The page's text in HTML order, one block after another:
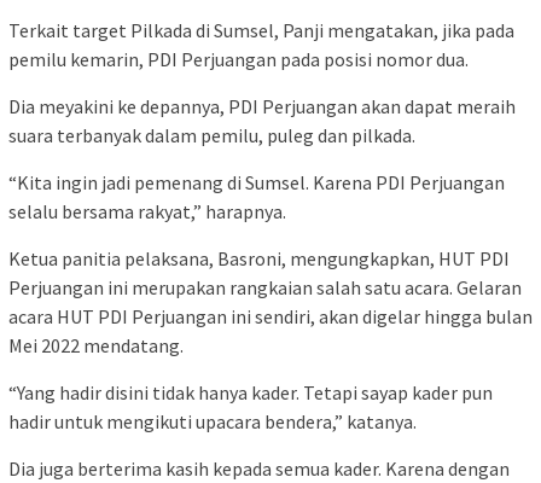
Terkait target Pilkada di Sumsel, Panji mengatakan, jika pada
pemilu kemarin, PDI Perjuangan pada posisi nomor dua.
Dia meyakini ke depannya, PDI Perjuangan akan dapat meraih
suara terbanyak dalam pemilu, puleg dan pilkada.
“Kita ingin jadi pemenang di Sumsel. Karena PDI Perjuangan
selalu bersama rakyat,” harapnya.
Ketua panitia pelaksana, Basroni, mengungkapkan, HUT PDI
Perjuangan ini merupakan rangkaian salah satu acara. Gelaran
acara HUT PDI Perjuangan ini sendiri, akan digelar hingga bulan
Mei 2022 mendatang.
“Yang hadir disini tidak hanya kader. Tetapi sayap kader pun
hadir untuk mengikuti upacara bendera,” katanya.
Dia juga berterima kasih kepada semua kader. Karena dengan